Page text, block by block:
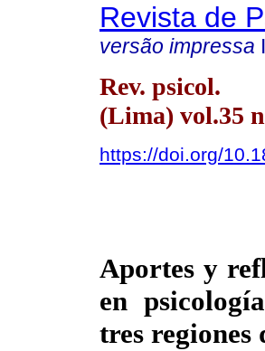
Revista de
versão impressa
Rev. psicol.
(Lima) vol.35
https://doi.org/
Aportes y
en
tres regiones